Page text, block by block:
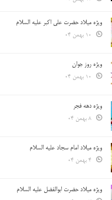
ویژه میلاد حضرت علی اکبر علیه السلام
ویژه روز جوان
ویژه دهه فجر
ویژه میلاد امام سجاد علیه السلام
ویژه میلاد حضرت ابوالفضل علیه السلام